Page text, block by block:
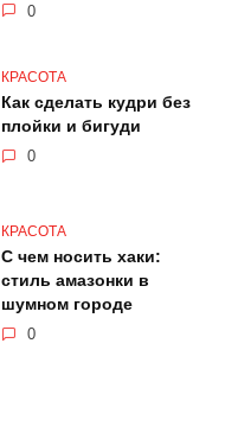
0
КРАСОТА
Как сделать кудри без
плойки и бигуди
0
КРАСОТА
С чем носить хаки:
стиль амазонки в
шумном городе
0